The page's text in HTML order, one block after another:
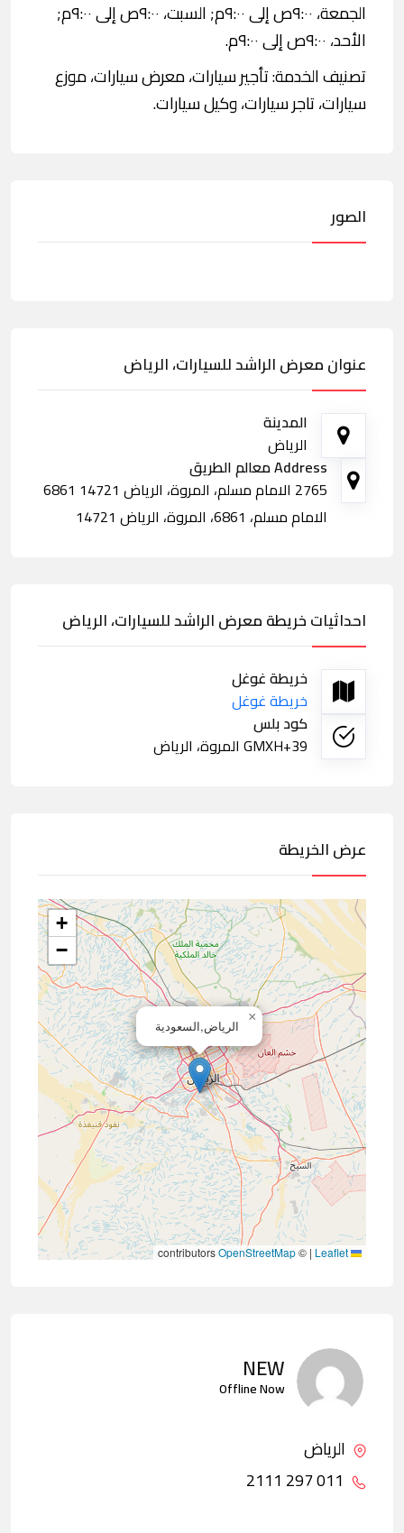
الجمعة، ٩:٠٠ص إلى ٩:٠٠م; السبت، ٩:٠٠ص إلى ٩:٠٠م;
الأحد، ٩:٠٠ص إلى ٩:٠٠م.
تصنيف الخدمة: تأجير سيارات، معرض سيارات، موزع
سيارات، تاجر سيارات، وكيل سيارات.
الصور
عنوان معرض الراشد للسيارات، الرياض
المدينة
الرياض
Address معالم الطريق
2765 الامام مسلم، المروة، الرياض 14721 6861
الامام مسلم، 6861، المروة، الرياض 14721
احداثيات خريطة معرض الراشد للسيارات، الرياض
خريطة غوغل
خريطة غوغل
كود بلس
GMXH+39 المروة، الرياض
عرض الخريطة
الرياض,السعودية
×
+
−
|
©
OpenStreetMap
NEW
Offline Now
الرياض